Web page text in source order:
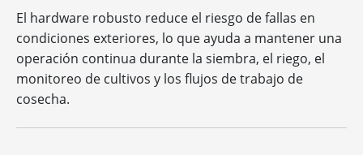
El hardware robusto reduce el riesgo de fallas en
condiciones exteriores, lo que ayuda a mantener una
operación continua durante la siembra, el riego, el
monitoreo de cultivos y los flujos de trabajo de
cosecha.